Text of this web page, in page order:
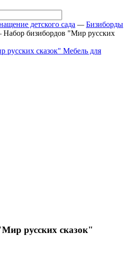
детского сада —Бизиборды
Набор бизибордов "Мир русских
русских сказок"